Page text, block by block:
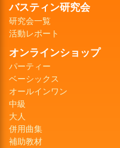
バスティン研究会
研究会一覧
活動レポート
オンラインショップ
パーティー
ベーシックス
オールインワン
中級
大人
併用曲集
補助教材